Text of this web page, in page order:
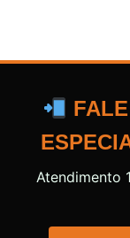
Atendimento